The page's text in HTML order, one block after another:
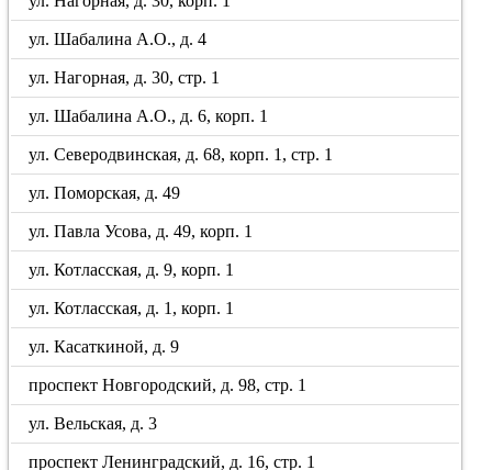
ул. Шабалина А.О., д. 4
ул. Нагорная, д. 30, стр. 1
ул. Шабалина А.О., д. 6, корп. 1
ул. Северодвинская, д. 68, корп. 1, стр. 1
ул. Поморская, д. 49
ул. Павла Усова, д. 49, корп. 1
ул. Котласская, д. 9, корп. 1
ул. Котласская, д. 1, корп. 1
ул. Касаткиной, д. 9
проспект Новгородский, д. 98, стр. 1
ул. Вельская, д. 3
проспект Ленинградский, д. 16, стр. 1